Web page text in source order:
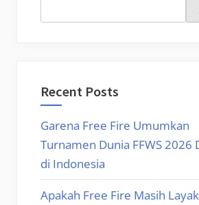
Recent Posts
Garena Free Fire Umumkan
Turnamen Dunia FFWS 2026
di Indonesia
Apakah Free Fire Masih Layak